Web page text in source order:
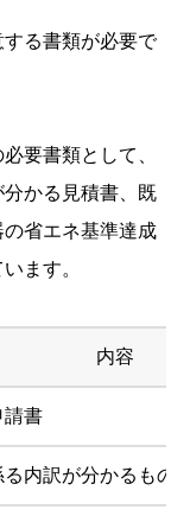
る書類が必要で
要書類として、
かる見積書、既
省エネ基準達成
ます。
内容
請書
内訳が分かるもの